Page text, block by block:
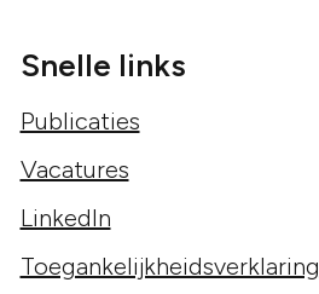
Snelle links
Publicaties
Vacatures
LinkedIn
Toegankelijkheidsverklaring